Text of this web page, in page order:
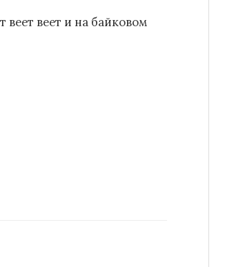
веет веет и на байковом